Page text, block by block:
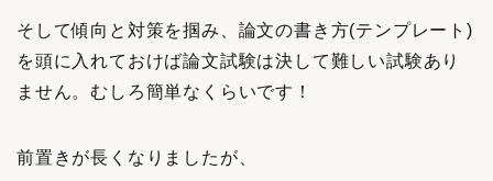
そして傾向と対策を掴み、論文の書き方(テンプレート)
を頭に入れておけば論文試験は決して難しい試験あり
ません。むしろ簡単なくらいです！
前置きが長くなりましたが、